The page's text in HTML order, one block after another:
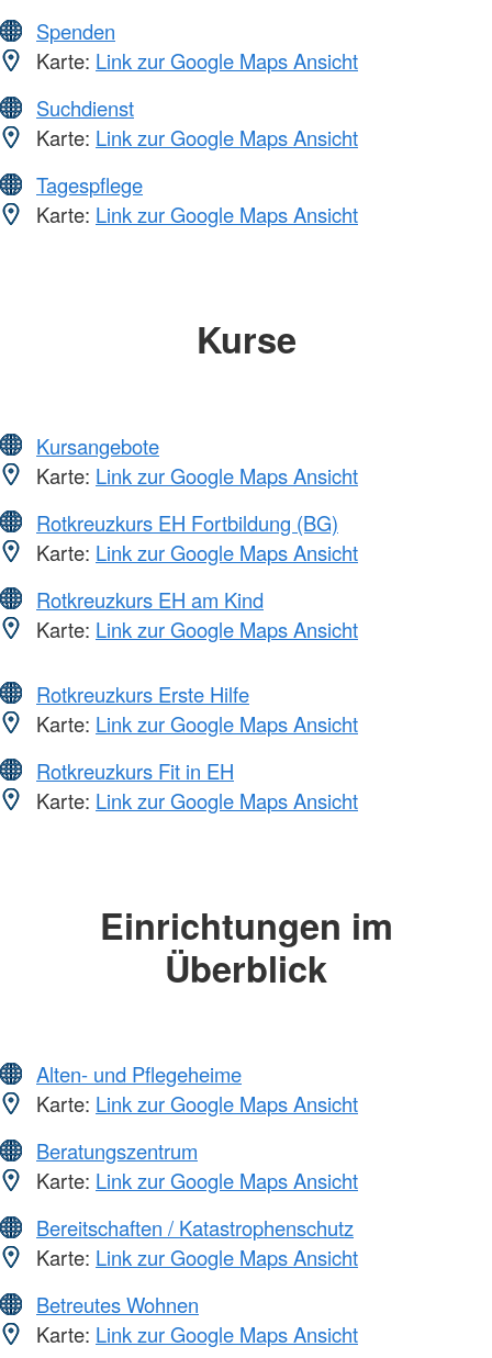
Spenden
Karte: Link zur Google Maps Ansicht
Suchdienst
Karte: Link zur Google Maps Ansicht
Tagespflege
Karte: Link zur Google Maps Ansicht
Kurse
Kursangebote
Karte: Link zur Google Maps Ansicht
Rotkreuzkurs EH Fortbildung (BG)
Karte: Link zur Google Maps Ansicht
Rotkreuzkurs EH am Kind
Karte: Link zur Google Maps Ansicht
Rotkreuzkurs Erste Hilfe
Karte: Link zur Google Maps Ansicht
Rotkreuzkurs Fit in EH
Karte: Link zur Google Maps Ansicht
Einrichtungen im
Überblick
Alten- und Pflegeheime
Karte: Link zur Google Maps Ansicht
Beratungszentrum
Karte: Link zur Google Maps Ansicht
Bereitschaften / Katastrophenschutz
Karte: Link zur Google Maps Ansicht
Betreutes Wohnen
Karte: Link zur Google Maps Ansicht